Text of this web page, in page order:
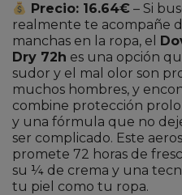
Precio: 16.64€ – Si
realmente te acompañe
manchas en la ropa, el
Dry 72h es una opción
sudor y el mal olor son
muchos hombres, y
combine protección
y una fórmula que no
ser complicado. Este
promete 72 horas de
su ¼ de crema y una
tu piel como tu ropa.